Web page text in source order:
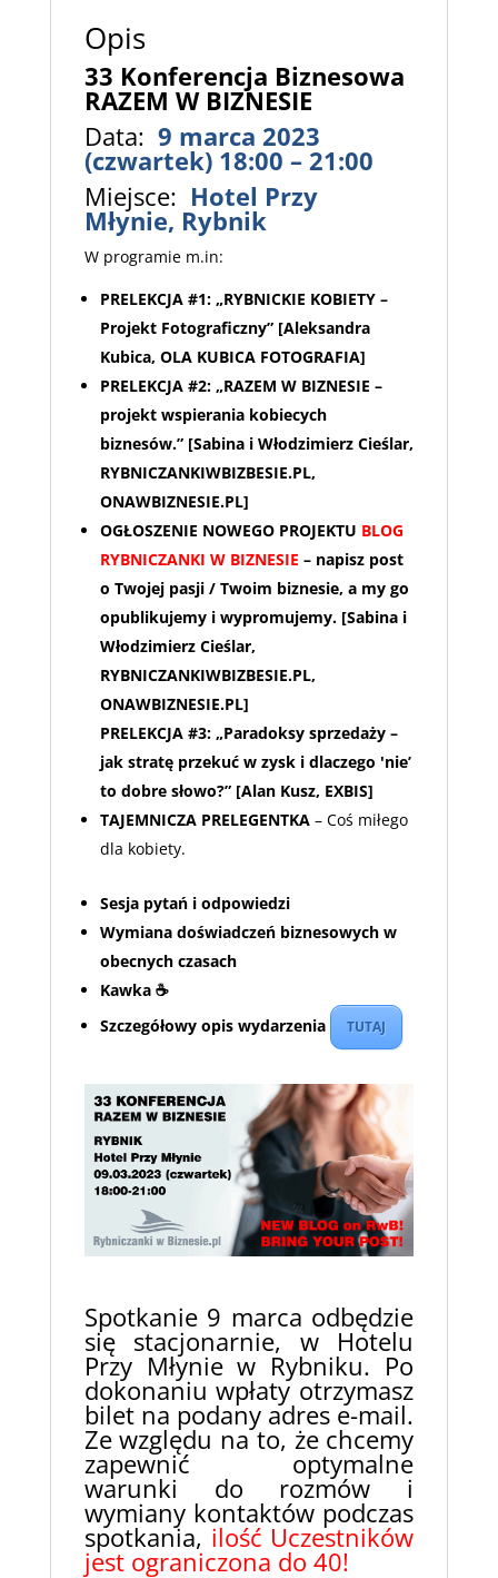
Opis
33 Konferencja Biznesowa
RAZEM W BIZNESIE
Data: 9 marca 2023
(czwartek) 18:00 – 21:00
Miejsce: Hotel Przy
Młynie, Rybnik
W programie m.in:
PRELEKCJA #1: „RYBNICKIE KOBIETY –
Projekt Fotograficzny” [Aleksandra
Kubica, OLA KUBICA FOTOGRAFIA]
PRELEKCJA #2: „RAZEM W BIZNESIE –
projekt wspierania kobiecych
biznesów.” [Sabina i Włodzimierz Cieślar,
RYBNICZANKIWBIZBESIE.PL,
ONAWBIZNESIE.PL]
OGŁOSZENIE NOWEGO PROJEKTU BLOG
RYBNICZANKI W BIZNESIE – napisz post
o Twojej pasji / Twoim biznesie, a my go
opublikujemy i wypromujemy. [Sabina i
Włodzimierz Cieślar,
RYBNICZANKIWBIZBESIE.PL,
ONAWBIZNESIE.PL]
PRELEKCJA #3: „Paradoksy sprzedaży –
jak stratę przekuć w zysk i dlaczego 'nie’
to dobre słowo?” [Alan Kusz, EXBIS]
TAJEMNICZA PRELEGENTKA – Coś miłego
dla kobiety.
Sesja pytań i odpowiedzi
Wymiana doświadczeń biznesowych w
obecnych czasach
Kawka ☕
Szczegółowy opis wydarzenia
TUTAJ
Spotkanie 9 marca odbędzie
się stacjonarnie, w Hotelu
Przy Młynie w Rybniku. Po
dokonaniu wpłaty otrzymasz
bilet na podany adres e-mail.
Ze względu na to, że chcemy
zapewnić optymalne
warunki do rozmów i
wymiany kontaktów podczas
spotkania, ilość Uczestników
jest ograniczona do 40!